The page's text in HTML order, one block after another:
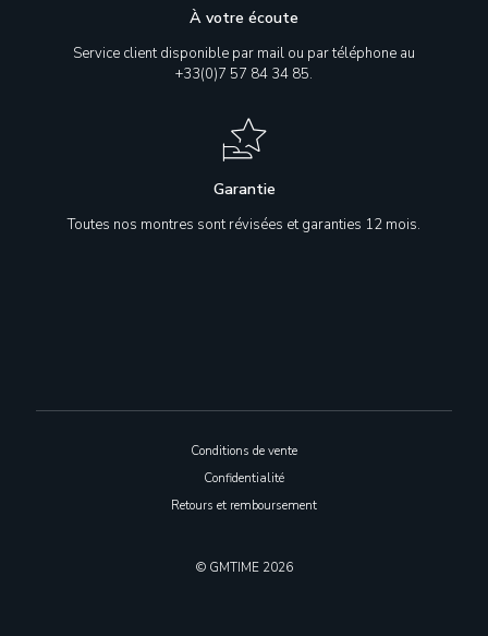
À votre écoute
Service client disponible par mail ou par téléphone au
+33(0)7 57 84 34 85.
Garantie
Toutes nos montres sont révisées et garanties 12 mois.
Conditions de vente
Confidentialité
Retours et remboursement
© GMTIME 2026